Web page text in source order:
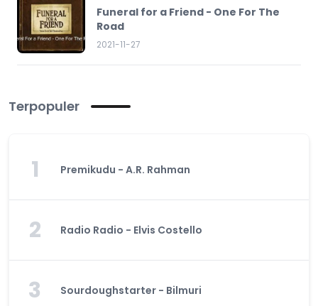
Funeral for a Friend - One For The
Road
2021-11-27
Terpopuler
1 Premikudu - A.R. Rahman
2 Radio Radio - Elvis Costello
3 Sourdoughstarter - Bilmuri